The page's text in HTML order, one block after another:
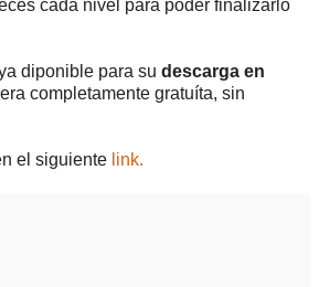
cada nivel para poder finalizarlo
diponible para su descarga en
completamente gratuíta, sin
el siguiente link.